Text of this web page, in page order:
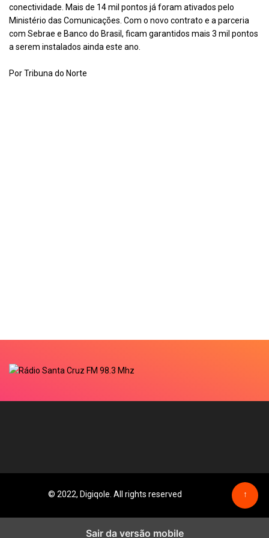
conectividade. Mais de 14 mil pontos já foram ativados pelo
Ministério das Comunicações. Com o novo contrato e a parceria
com Sebrae e Banco do Brasil, ficam garantidos mais 3 mil pontos
a serem instalados ainda este ano.
Por Tribuna do Norte
© 2022, Digiqole. All rights reserved ↑
Sair da versão mobile